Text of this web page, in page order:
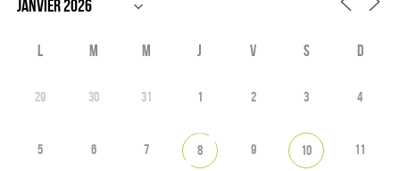
L M M J V S D
29 30 31 1 2 3 4
5 6 7 8 9 10 11